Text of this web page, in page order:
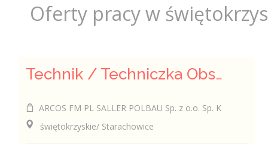
Oferty pracy w
Technik / Techniczka Obsługi Budynku
ARCOS FM PL SALLER POLBAU Sp. z o.o. Sp. K
świętokrzyskie/ Starachowice